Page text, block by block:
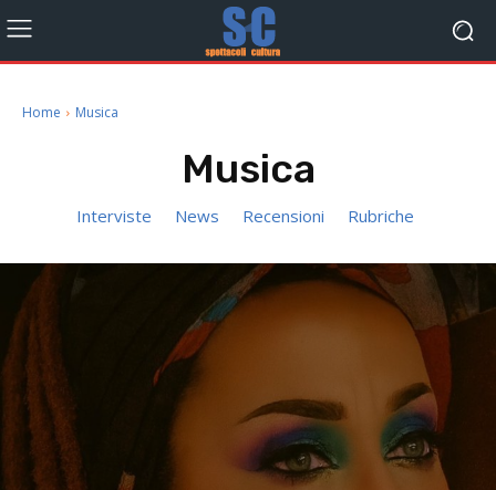
Home Musica
Musica
Interviste News Recensioni Rubriche